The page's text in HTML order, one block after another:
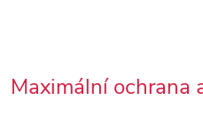
Maximální ochrana